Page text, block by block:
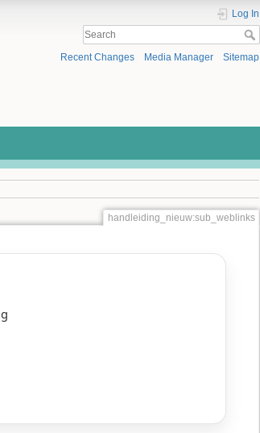
Log In
Recent Changes Media Manager Sitemap
handleiding_nieuw:sub_weblinks